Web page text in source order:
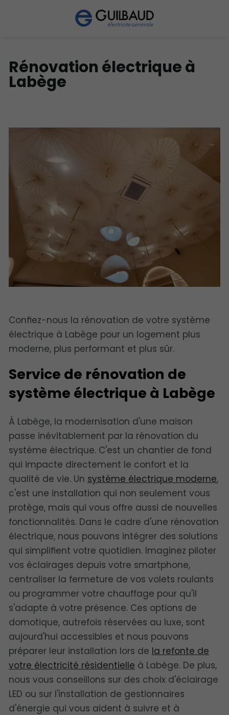
Rénovation électrique à
Labège
Confiez-nous la rénovation de votre système
électrique à Labège pour un logement plus
moderne, plus performant et plus sûr.
Service de rénovation de
système électrique à Labège
À Labège, la modernisation d'une maison
passe inévitablement par la rénovation du
système électrique. C'est un chantier de fond
qui impacte directement le confort et la
qualité de vie. Un système électrique moderne,
c'est une installation qui non seulement vous
protège, mais qui vous offre aussi de nouvelles
fonctionnalités. Dans le cadre d'une rénovation
électrique, nous pouvons intégrer des solutions
qui simplifient votre quotidien. Imaginez piloter
vos éclairages depuis votre smartphone,
centraliser la fermeture de vos volets roulants
ou programmer votre chauffage pour qu'il
s'adapte à votre présence. Ces options de
domotique, autrefois réservées au luxe, sont
aujourd'hui accessibles et nous pouvons
préparer leur installation lors de la refonte de
votre électricité résidentielle à Labège. De plus,
nous vous conseillons sur des choix d'éclairage
LED ou sur l'installation de gestionnaires
d'énergie qui vous aident à suivre et à